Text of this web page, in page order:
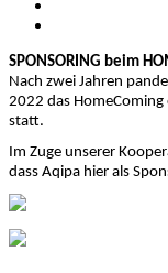
SPONSORING beim
Nach zwei Jahren
2022 das HomeComing
statt.
Im Zuge unserer
dass Aqipa hier als